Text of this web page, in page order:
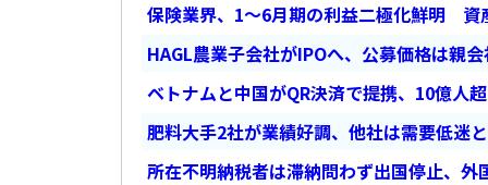
保険業界、1～6月期の利益二極化鮮明 資
HAGL農業子会社がIPOへ、公募価格は親
ベトナムと中国がQR決済で提携、10億人
肥料大手2社が業績好調、他社は需要低迷
所在不明納税者は滞納問わず出国停止、外